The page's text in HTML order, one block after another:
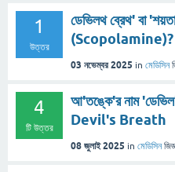
1
উত্তর
ডেভিলথ ব্রেথ' বা
(Scopolamine)?
03 নভেম্বর 2025 in মেডিসিন
4
টি উত্তর
আ'তঙ্কে'র নাম
Devil's Breath
08 জুলাই 2025 in মেডিসিন